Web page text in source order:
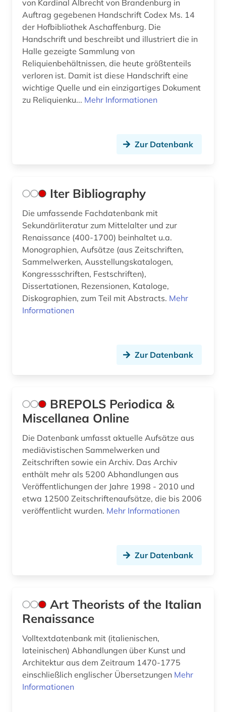
von Kardinal Albrecht von Brandenburg in
Auftrag gegebenen Handschrift Codex Ms. 14
der Hofbibliothek Aschaffenburg. Die
Handschrift und beschreibt und illustriert die in
Halle gezeigte Sammlung von
Reliquienbehältnissen, die heute größtenteils
verloren ist. Damit ist diese Handschrift eine
wichtige Quelle und ein einzigartiges Dokument
zu Reliquienku... Mehr Informationen
Zur Datenbank
Iter Bibliography
Die umfassende Fachdatenbank mit
Sekundärliteratur zum Mittelalter und zur
Renaissance (400-1700) beinhaltet u.a.
Monographien, Aufsätze (aus Zeitschriften,
Sammelwerken, Ausstellungskatalogen,
Kongressschriften, Festschriften),
Dissertationen, Rezensionen, Kataloge,
Diskographien, zum Teil mit Abstracts. Mehr
Informationen
Zur Datenbank
BREPOLS Periodica &
Miscellanea Online
Die Datenbank umfasst aktuelle Aufsätze aus
mediävistischen Sammelwerken und
Zeitschriften sowie ein Archiv. Das Archiv
enthält mehr als 5200 Abhandlungen aus
Veröffentlichungen der Jahre 1998 - 2010 und
etwa 12500 Zeitschriftenaufsätze, die bis 2006
veröffentlicht wurden. Mehr Informationen
Zur Datenbank
Art Theorists of the Italian
Renaissance
Volltextdatenbank mit (italienischen,
lateinischen) Abhandlungen über Kunst und
Architektur aus dem Zeitraum 1470-1775
einschließlich englischer Übersetzungen Mehr
Informationen